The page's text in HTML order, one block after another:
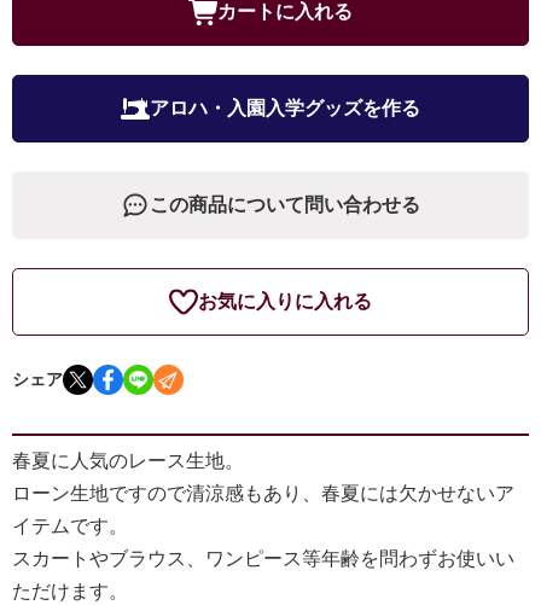
カートに入れる
アロハ・入園入学グッズを作る
この商品について問い合わせる
お気に入りに入れる
シェア
春夏に人気のレース生地。
ローン生地ですので清涼感もあり、春夏には欠かせないア
イテムです。
スカートやブラウス、ワンピース等年齢を問わずお使いい
ただけます。